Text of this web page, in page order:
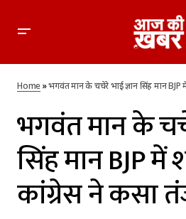
भगवंत मान के चचेरे भाई ज्ञान सिंह मान
Home»भगवंत मान के चचेरे भाई ज्ञान सिंह मान
भगवंत मान के
सिंह मान BJP में
कांग्रेस ने कसा